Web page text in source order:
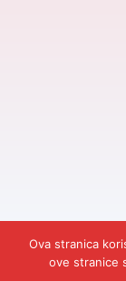
© 2026
Ova stranica
ove stranice